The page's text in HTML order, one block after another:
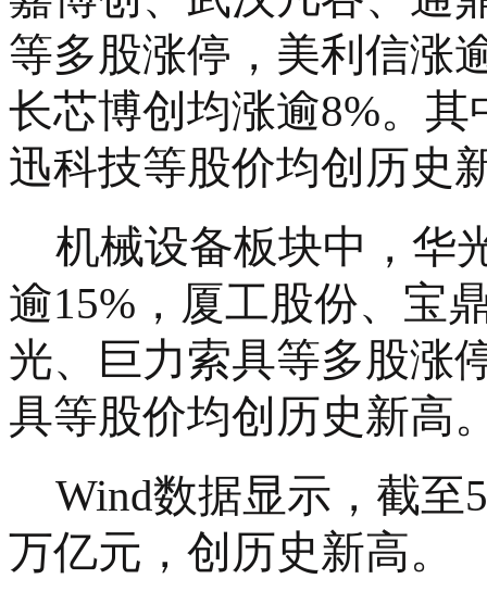
等多股涨停，美利信涨
长芯博创均涨逾8%。
迅科技等股价均创历史
机械设备板块中，华
逾15%，厦工股份、宝
光、巨力索具等多股涨
具等股价均创历史新高
Wind数据显示，截至
万亿元，创历史新高。